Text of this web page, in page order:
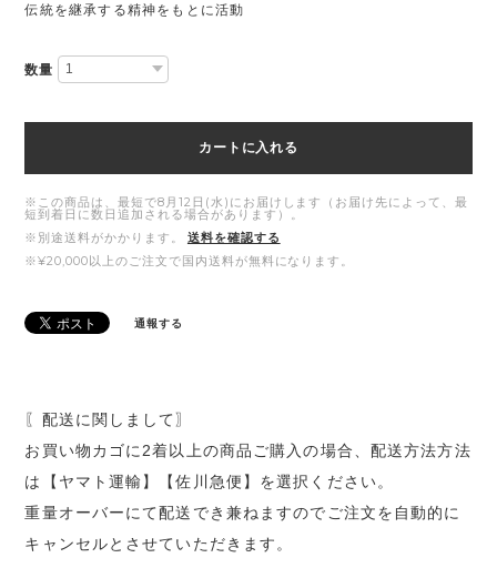
伝統を継承する精神をもとに活動
数量
カートに入れる
※この商品は、最短で8月12日(水)にお届けします（お届け先によって、最
短到着日に数日追加される場合があります）。
※別途送料がかかります。
送料を確認する
※¥20,000以上のご注文で国内送料が無料になります。
通報する
〖配送に関しまして〗
お買い物カゴに2着以上の商品ご購入の場合、配送方法方法
は【ヤマト運輸】【佐川急便】を選択ください。
重量オーバーにて配送でき兼ねますのでご注文を自動的に
キャンセルとさせていただきます。